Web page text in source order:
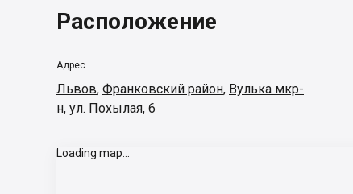
Расположение
Адрес
Львов, Франковский район, Вулька мкр-
н, ул. Похылая, 6
Loading map...